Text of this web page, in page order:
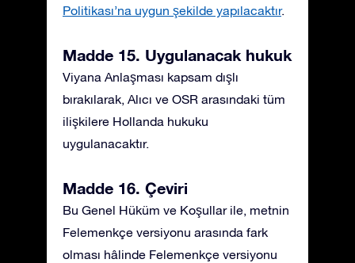
Politikası’na uygun şekilde yapılacaktır.
Madde 15. Uygulanacak hukuk
Viyana Anlaşması kapsam dışlı
bırakılarak, Alıcı ve OSR arasındaki tüm
ilişkilere Hollanda hukuku
uygulanacaktır.
Madde 16. Çeviri
Bu Genel Hüküm ve Koşullar ile, metnin
Felemenkçe versiyonu arasında fark
olması hâlinde Felemenkçe versiyonu